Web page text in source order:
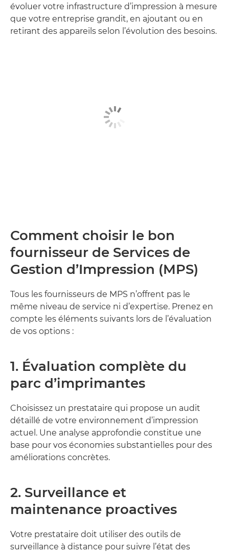
évoluer votre infrastructure d’impression à mesure
que votre entreprise grandit, en ajoutant ou en
retirant des appareils selon l’évolution des besoins.
Comment choisir le bon
fournisseur de Services de
Gestion d’Impression (MPS)
Tous les fournisseurs de MPS n’offrent pas le
même niveau de service ni d’expertise. Prenez en
compte les éléments suivants lors de l’évaluation
de vos options :
1. Évaluation complète du
parc d’imprimantes
Choisissez un prestataire qui propose un audit
détaillé de votre environnement d’impression
actuel. Une analyse approfondie constitue une
base pour vos économies substantielles pour des
améliorations concrètes.
2. Surveillance et
maintenance proactives
Votre prestataire doit utiliser des outils de
surveillance à distance pour suivre l’état des